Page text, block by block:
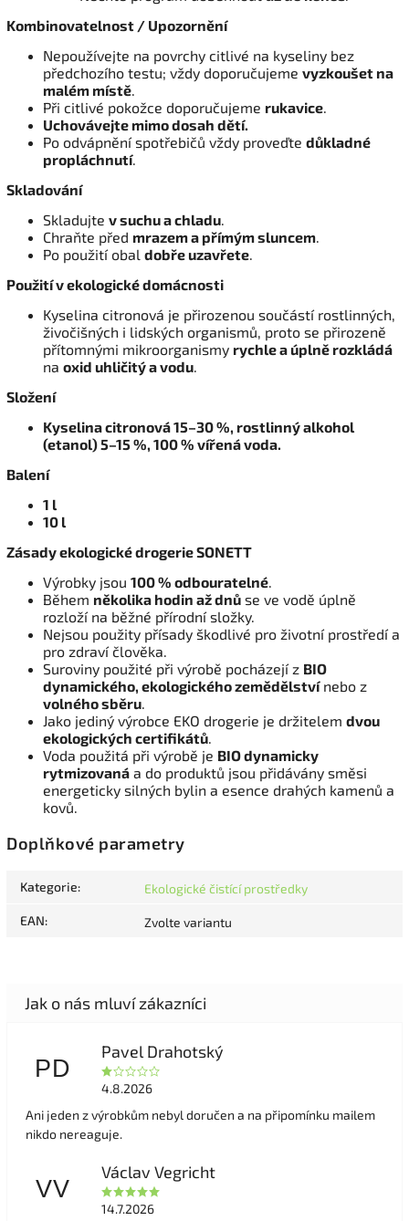
Kombinovatelnost / Upozornění
Nepoužívejte na povrchy citlivé na kyseliny bez
předchozího testu; vždy doporučujeme vyzkoušet na
malém místě.
Při citlivé pokožce doporučujeme rukavice.
Uchovávejte mimo dosah dětí.
Po odvápnění spotřebičů vždy proveďte důkladné
propláchnutí.
Skladování
Skladujte v suchu a chladu.
Chraňte před mrazem a přímým sluncem.
Po použití obal dobře uzavřete.
Použití v ekologické domácnosti
Kyselina citronová je přirozenou součástí rostlinných,
živočišných i lidských organismů, proto se přirozeně
přítomnými mikroorganismy rychle a úplně rozkládá
na oxid uhličitý a vodu.
Složení
Kyselina citronová 15–30 %, rostlinný alkohol
(etanol) 5–15 %, 100 % vířená voda.
Balení
1 l
10 l
Zásady ekologické drogerie SONETT
Výrobky jsou 100 % odbouratelné.
Během několika hodin až dnů se ve vodě úplně
rozloží na běžné přírodní složky.
Nejsou použity přísady škodlivé pro životní prostředí a
pro zdraví člověka.
Suroviny použité při výrobě pocházejí z BIO
dynamického, ekologického zemědělstvínebo z
volného sběru.
Jako jediný výrobce EKO drogerie je držitelem dvou
ekologických certifikátů.
Voda použitá při výrobě je BIO dynamicky
rytmizovaná a do produktů jsou přidávány směsi
energeticky silných bylin a esence drahých kamenů a
kovů.
Doplňkové parametry
Kategorie: Ekologické čistící prostředky
EAN: Zvolte variantu
PD
Pavel Drahotský
4.8.2026
Ani jeden z výrobkům nebyl doručen a na připomínku mailem
nikdo nereaguje.
VV
Václav Vegricht
14.7.2026